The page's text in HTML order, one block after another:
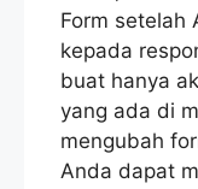
Form setelah
kepada
buat hanya
yang ada di
mengubah
Anda dapat